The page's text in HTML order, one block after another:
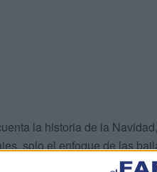
la historia de la
solo el enfoque de las